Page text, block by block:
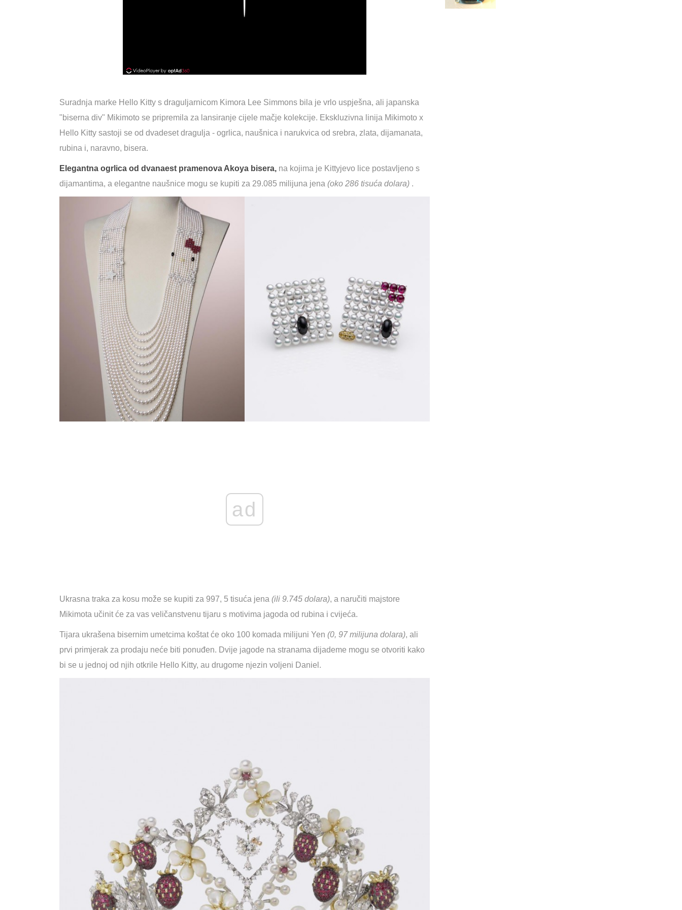
Suradnja marke Hello Kitty s draguljarnicom Kimora Lee Simmons bila je vrlo uspješna, ali japanska
"biserna div" Mikimoto se pripremila za lansiranje cijele mačje kolekcije. Ekskluzivna linija Mikimoto x
Hello Kitty sastoji se od dvadeset dragulja - ogrlica, naušnica i narukvica od srebra, zlata, dijamanata,
rubina i, naravno, bisera.
Elegantna ogrlica od dvanaest pramenova Akoya bisera, na kojima je Kittyjevo lice postavljeno s
dijamantima, a elegantne naušnice mogu se kupiti za 29.085 milijuna jena (oko 286 tisuća dolara) .
ad
Ukrasna traka za kosu može se kupiti za 997, 5 tisuća jena (ili 9.745 dolara), a naručiti majstore
Mikimota učinit će za vas veličanstvenu tijaru s motivima jagoda od rubina i cvijeća.
Tijara ukrašena bisernim umetcima koštat će oko 100 komada milijuni Yen (0, 97 milijuna dolara), ali
prvi primjerak za prodaju neće biti ponuđen. Dvije jagode na stranama dijademe mogu se otvoriti kako
bi se u jednoj od njih otkrile Hello Kitty, au drugome njezin voljeni Daniel.